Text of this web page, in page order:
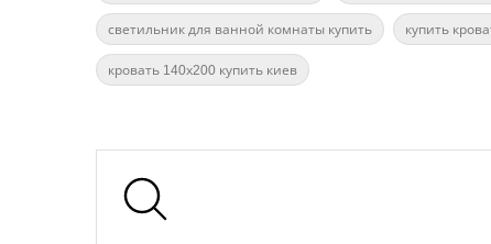
светильник для ванной комнаты купить купить
кровать 140х200 купить киев